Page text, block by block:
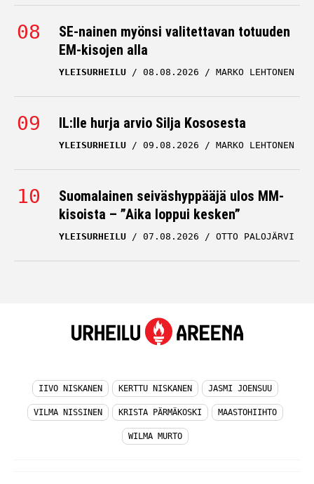
SE-nainen myönsi valitettavan totuuden
EM-kisojen alla
YLEISURHEILU 08.08.2026
IL:lle hurja arvio Silja Kososesta
YLEISURHEILU 09.08.2026 MARKO LEHTONEN
Suomalainen seiväshyppääjä ulos MM-
kisoista – ”Aika loppui kesken”
YLEISURHEILU 07.08.2026 OTTO PALOJÄRVI
VILMA NISSINEN KRISTA PÄRMÄKOSKI MAASTOHIIHTO
WILMA MURTO